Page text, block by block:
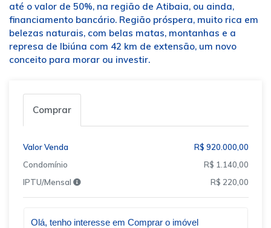
até o valor de 50%, na região de Atibaia, ou ainda,
financiamento bancário. Região próspera, muito rica em
belezas naturais, com belas matas, montanhas e a
represa de Ibiúna com 42 km de extensão, um novo
conceito para morar ou investir.
Comprar
Valor Venda
R$ 920.000,00
Condomínio
R$ 1.140,00
IPTU/Mensal
R$ 220,00